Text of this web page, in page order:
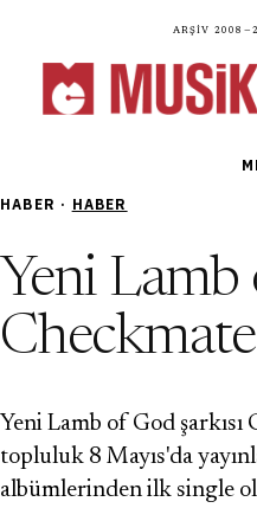
Arşiv
HABER · HABER
Yeni Lamb
Yeni Lamb of God şarkısı
topluluk 8 Mayıs'da
albümlerinden ilk single